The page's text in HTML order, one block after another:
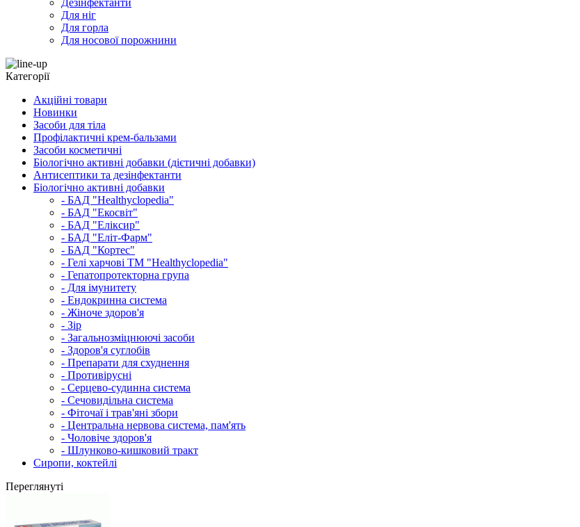
Дезінфектанти
Для ніг
Для горла
Для носової порожнини
Категорії
Акційні товари
Новинки
Засоби для тіла
Профілактичні крем-бальзами
Засоби косметичні
Біологічно активні добавки (дієтичні добавки)
Антисептики та дезінфектанти
Біологічно активні добавки
- БАД "Healthyclopedia"
- БАД "Екосвіт"
- БАД "Еліксир"
- БАД "Еліт-Фарм"
- БАД "Кортес"
- Гелі харчові ТМ "Healthyclopedia"
- Гепатопротекторна група
- Для імунитету
- Ендокринна система
- Жіноче здоров'я
- Зір
- Загальнозміцнюючі засоби
- Здоров'я суглобів
- Препарати для схуднення
- Противірусні
- Серцево-судинна система
- Сечовидільна система
- Фіточаї і трав'яні збори
- Центральна нервова система, пам'ять
- Чоловіче здоров'я
- Шлунково-кишковий тракт
Сиропи, коктейлі
Переглянуті